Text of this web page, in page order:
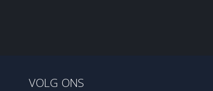
VOLG ONS